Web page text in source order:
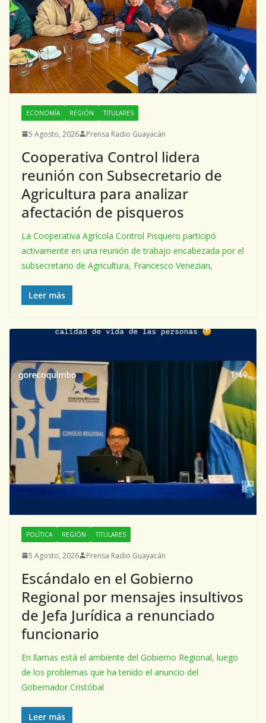
ECONOMÍA REGIÓN TITULARES
5 Agosto, 2026 Prensa Radio Guayacán
Cooperativa Control lidera
reunión con Subsecretario de
Agricultura para analizar
afectación de pisqueros
La Cooperativa Agrícola Control Pisquero participó
activamente en una reunión de trabajo encabezada por el
subsecretario de Agricultura, Francesco Venezian,
Leer más
POLÍTICA REGIÓN TITULARES
5 Agosto, 2026 Prensa Radio Guayacán
Escándalo en el Gobierno
Regional por mensajes insultivos
de Jefa Jurídica a renunciado
funcionario
En llamas está el ambiente del Gobierno Regional, luego
de los problemas que ha tenido el anuncio del
Gobernador Cristóbal
Leer más